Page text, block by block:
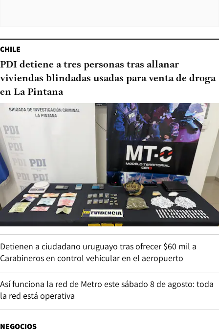
CHILE
PDI detiene a tres personas tras allanar
viviendas blindadas usadas para venta de droga
en La Pintana
Detienen a ciudadano uruguayo tras ofrecer $60 mil a
Carabineros en control vehicular en el aeropuerto
Así funciona la red de Metro este sábado 8 de agosto: toda
la red está operativa
NEGOCIOS